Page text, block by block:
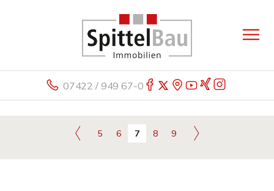
07422 / 949 67-0
5 6 7 8 9